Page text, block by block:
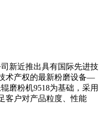
新近推出具有国际先进技
术产权的最新粉磨设备—
磨粉机9518为基础，采用
客户对产品粒度、性能